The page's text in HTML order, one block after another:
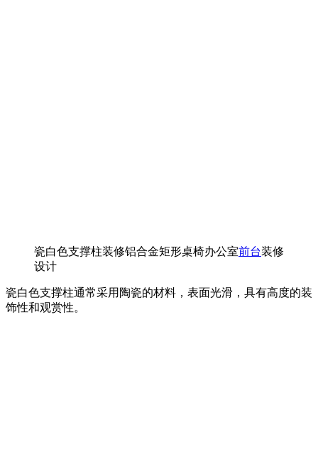
瓷白色支撑柱装修铝合金矩形桌椅办公室前台装修
设计
瓷白色支撑柱通常采用陶瓷的材料，表面光滑，具有高度的装
饰性和观赏性。